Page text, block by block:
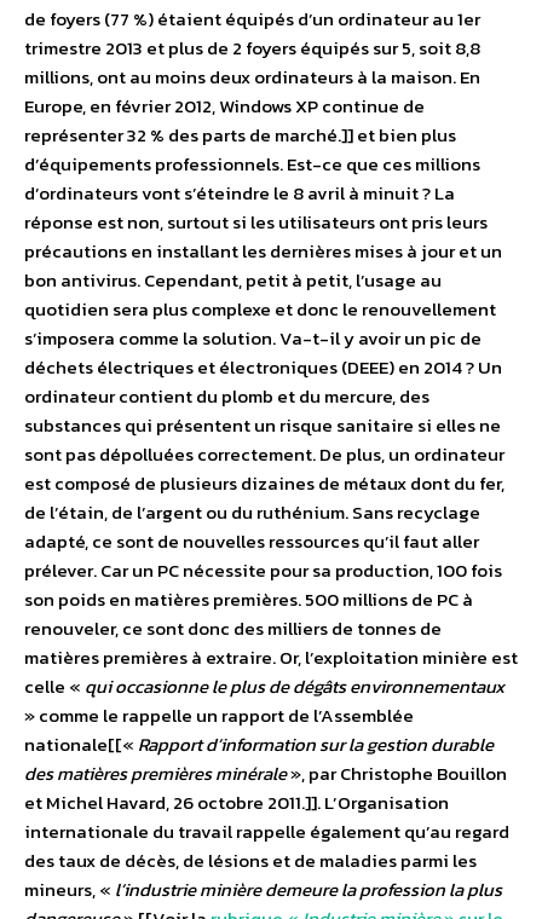
de foyers (77 %) étaient équipés d’un ordinateur au 1er
trimestre 2013 et plus de 2 foyers équipés sur 5, soit 8,8
millions, ont au moins deux ordinateurs à la maison. En
Europe, en février 2012, Windows XP continue de
représenter 32 % des parts de marché.]] et bien plus
d’équipements professionnels. Est-ce que ces millions
d’ordinateurs vont s’éteindre le 8 avril à minuit ? La
réponse est non, surtout si les utilisateurs ont pris leurs
précautions en installant les dernières mises à jour et un
bon antivirus. Cependant, petit à petit, l’usage au
quotidien sera plus complexe et donc le renouvellement
s’imposera comme la solution. Va-t-il y avoir un pic de
déchets électriques et électroniques (DEEE) en 2014 ? Un
ordinateur contient du plomb et du mercure, des
substances qui présentent un risque sanitaire si elles ne
sont pas dépolluées correctement. De plus, un ordinateur
est composé de plusieurs dizaines de métaux dont du fer,
de l’étain, de l’argent ou du ruthénium. Sans recyclage
adapté, ce sont de nouvelles ressources qu’il faut aller
prélever. Car un PC nécessite pour sa production, 100 fois
son poids en matières premières. 500 millions de PC à
renouveler, ce sont donc des milliers de tonnes de
matières premières à extraire. Or, l’exploitation minière est
celle « qui occasionne le plus de dégâts environnementaux
» comme le rappelle un rapport de l’Assemblée
nationale[[« Rapport d’information sur la gestion durable
des matières premières minérale», par Christophe Bouillon
et Michel Havard, 26 octobre 2011.]]. L’Organisation
internationale du travail rappelle également qu’au regard
des taux de décès, de lésions et de maladies parmi les
mineurs, « l’industrie minière demeure la profession la plus